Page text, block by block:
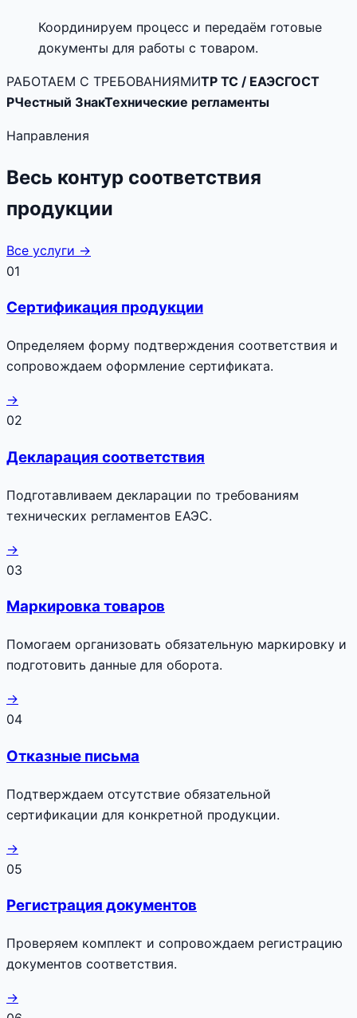
Координируем процесс и передаём готовые
документы для работы с товаром.
РАБОТАЕМ С ТРЕБОВАНИЯМИТР ТС / ЕАЭСГОСТ
РЧестный ЗнакТехнические регламенты
Направления
Весь контур соответствия
продукции
Все услуги →
01
Сертификация продукции
Определяем форму подтверждения соответствия и
сопровождаем оформление сертификата.
→
02
Декларация соответствия
Подготавливаем декларации по требованиям
технических регламентов ЕАЭС.
→
03
Маркировка товаров
Помогаем организовать обязательную маркировку и
подготовить данные для оборота.
→
04
Отказные письма
Подтверждаем отсутствие обязательной
сертификации для конкретной продукции.
→
05
Регистрация документов
Проверяем комплект и сопровождаем регистрацию
документов соответствия.
→